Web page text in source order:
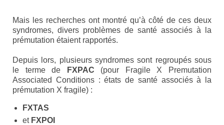
La déficience intellectuelle
Mission et objectifs
Organisation
Le Conseil d’Administration
Mais les recherches ont montré qu’à côté de ces deux
syndromes, divers problèmes de santé associés à la
prémutation étaient rapportés.
Depuis lors, plusieurs syndromes sont regroupés sous
le terme de
FXPAC (pour Fragile X Premutation
Associated Conditions : états de santé associés à la
prémutation X fragile) :
FXTAS
et FXPOI